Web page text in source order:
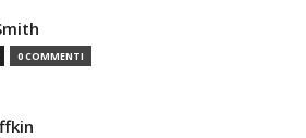
0 COMMENTI